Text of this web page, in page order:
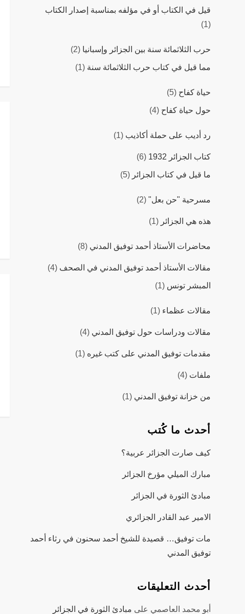
قيل في الكتاب أو في مؤلفه بمناسبة إصدار الكتاب
(1)
حرب الثلاثمائة سنة بين الجزائر وإسبانيا (2)
مما قيل في كتاب حرب الثلاثمائة سنة (1)
حياة كفاح (5)
حول حياة كفاح (4)
رد أديب على حملة أكاذيب (1)
كتاب الجزائر 1932 (6)
ما قيل في كتاب الجزائر (5)
مسرحية "حن بعل" (2)
هذه هي الجزائر (1)
محاضرات اﻷستاذ أحمد توفيق المدني (8)
مقالات اﻷستاذ أحمد توفيق المدني في الصحف (4)
المبشر تونس (1)
مقالات عظماء (1)
مقالات ودراسات حول توفيق المدني (4)
مقدمات توفيق المدني على كتب غيره (1)
ملفات (4)
من خزانة توفيق المدني (1)
أحدث ما كُتب
كيف صارت الجزائر عربية؟
مبارك الميلي مؤرخ الجزائر
مبادئ الثورة في الجزائر
الامير عبد القادر الجزائري
مات توفيق… قصيدة للشيخ أحمد سحنون في رثاء أحمد
توفيق المدني
أحدث التعليقات
أبو محمد العاصمي على مبادئ الثورة في الجزائر